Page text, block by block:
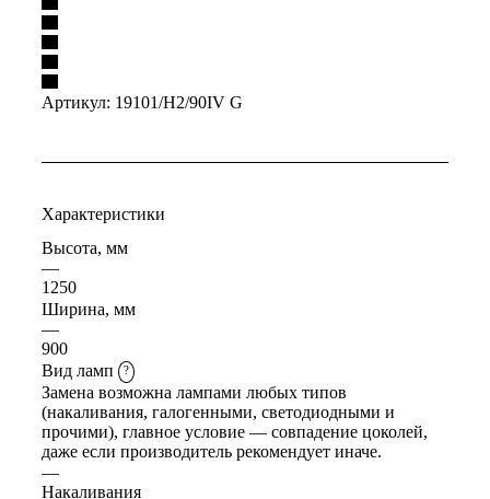
Артикул: 19101/H2/90IV G
Характеристики
Высота, мм
—
1250
Ширина, мм
—
900
Вид ламп
?
Замена возможна лампами любых типов
(накаливания, галогенными, светодиодными и
прочими), главное условие — совпадение цоколей,
даже если производитель рекомендует иначе.
—
Накаливания